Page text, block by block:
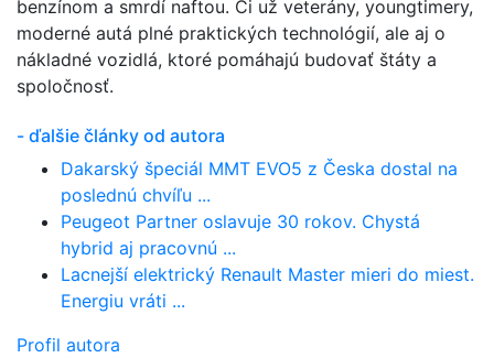
benzínom a smrdí naftou. Či už veterány, youngtimery,
moderné autá plné praktických technológií, ale aj o
nákladné vozidlá, ktoré pomáhajú budovať štáty a
spoločnosť.
- ďalšie články od autora
Dakarský špeciál MMT EVO5 z Česka dostal na
poslednú chvíľu ...
Peugeot Partner oslavuje 30 rokov. Chystá
hybrid aj pracovnú ...
Lacnejší elektrický Renault Master mieri do miest.
Energiu vráti ...
Profil autora